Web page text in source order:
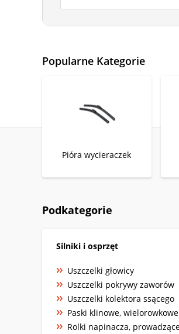
Popularne Kategorie
Pióra wycieraczek
Podkategorie
Silniki i osprzęt
Uszczelki głowicy
Uszczelki pokrywy zaworów
Uszczelki kolektora ssącego
Paski klinowe, wielorowkowe
Rolki napinacza,